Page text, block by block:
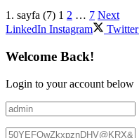
1. sayfa (7) 1 2 … 7 Next
LinkedIn Instagram Twitter
Welcome Back!
Login to your account below